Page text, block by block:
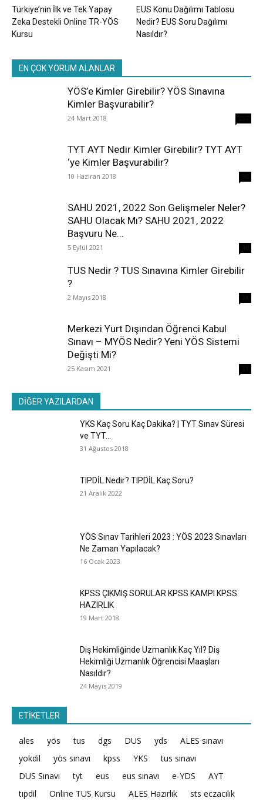
Türkiye’nin İlk ve Tek Yapay
Zeka Destekli Online TR-YÖS
Kursu
EUS Konu Dağılımı Tablosu
Nedir? EUS Soru Dağılımı
Nasıldır?
EN ÇOK YORUM ALANLAR
YÖS’e Kimler Girebilir? YÖS Sınavına
Kimler Başvurabilir?
24 Mart 2018
TYT AYT Nedir Kimler Girebilir? TYT AYT
‘ye Kimler Başvurabilir?
10 Haziran 2018
SAHU 2021, 2022 Son Gelişmeler Neler?
SAHU Olacak Mı? SAHU 2021, 2022
Başvuru Ne...
5 Eylül 2021
TUS Nedir ? TUS Sınavına Kimler Girebilir
?
2 Mayıs 2018
Merkezi Yurt Dışından Öğrenci Kabul
Sınavı – MYÖS Nedir? Yeni YÖS Sistemi
Değişti Mi?
25 Kasım 2021
DİĞER YAZILARDAN
YKS Kaç Soru Kaç Dakika? | TYT Sınav Süresi
ve TYT...
31 Ağustos 2018
TIPDİL Nedir? TIPDİL Kaç Soru?
21 Aralık 2022
YÖS Sınav Tarihleri 2023 : YÖS 2023 Sınavları
Ne Zaman Yapılacak?
16 Ocak 2023
KPSS ÇIKMIŞ SORULAR KPSS KAMPI KPSS
HAZIRLIK
19 Mart 2018
Diş Hekimliğinde Uzmanlık Kaç Yıl? Diş
Hekimliği Uzmanlık Öğrencisi Maaşları
Nasıldır?
24 Mayıs 2019
ETİKETLER
ales yös tus dgs DUS yds
ALES sınavı
yokdil
yös sınavı kpss YKS
tus sınavı
DUS Sınavı
tyt eus eus sınavı e-YDS
AYT
tıpdil
Online TUS Kursu ALES Hazırlık
sts eczacılık